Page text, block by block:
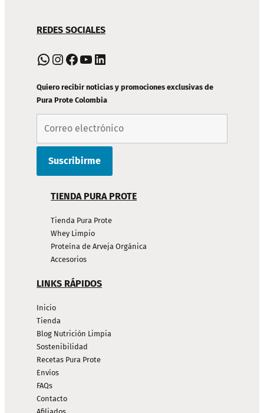
DE
PIE
DE
PÁGINA
REDES SOCIALES
WhatsApp Instagram Facebook YouTube LinkedIn
Quiero recibir noticias y promociones exclusivas de
Pura Prote Colombia
TIENDA PURA PROTE
Tienda Pura Prote
Whey Limpio
Proteína de Arveja Orgánica
Accesorios
LINKS RÁPIDOS
Inicio
Tienda
Blog Nutrición Limpia
Sostenibilidad
Recetas Pura Prote
Envíos
FAQs
Contacto